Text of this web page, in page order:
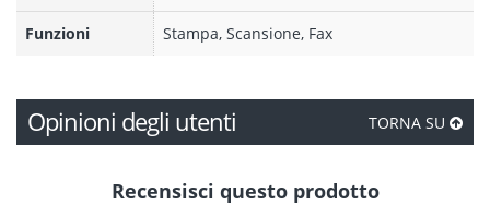
Funzioni Stampa, Scansione, Fax
Opinioni degli utenti TORNA SU
Recensisci questo prodotto